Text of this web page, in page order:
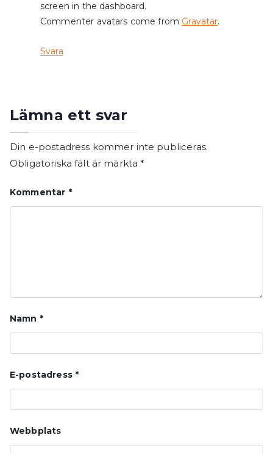
screen in the dashboard.
Commenter avatars come from Gravatar.
Svara
Lämna ett svar
Din e-postadress kommer inte publiceras.
Obligatoriska fält är märkta*
Kommentar *
Namn *
E-postadress *
Webbplats